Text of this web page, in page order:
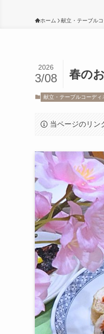
ホーム 献立・テーブル
春の
2026
3/08
献立・テーブルコーディ
当ページのリン